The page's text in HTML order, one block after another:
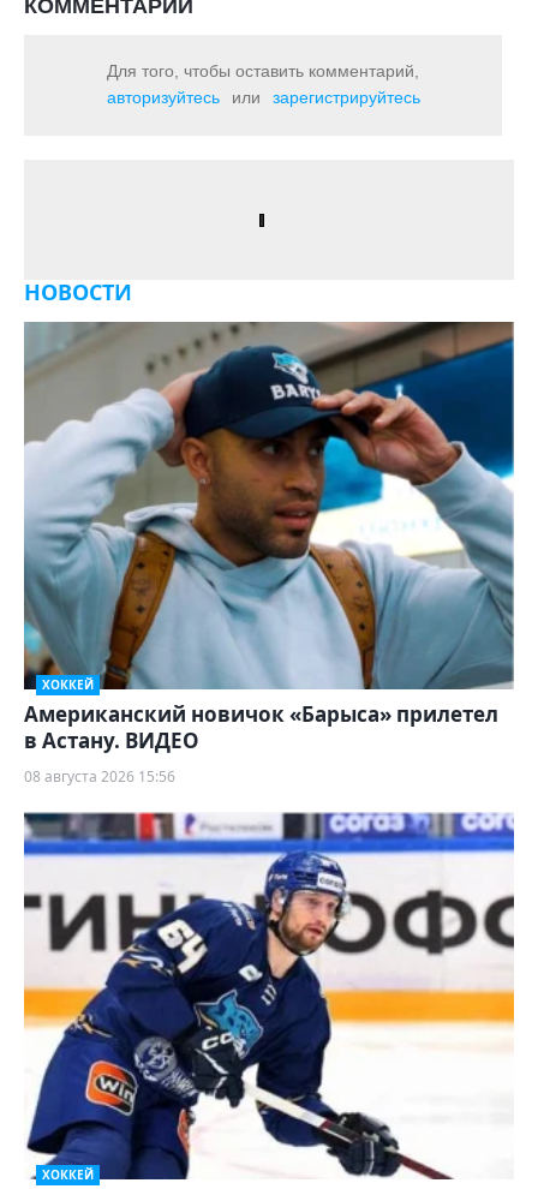
КОММЕНТАРИИ
Для того, чтобы оставить комментарий,
авторизуйтесь
или зарегистрируйтесь
НОВОСТИ
ХОККЕЙ
Американский новичок «Барыса» прилетел
в Астану. ВИДЕО
08 августа 2026 15:56
ХОККЕЙ